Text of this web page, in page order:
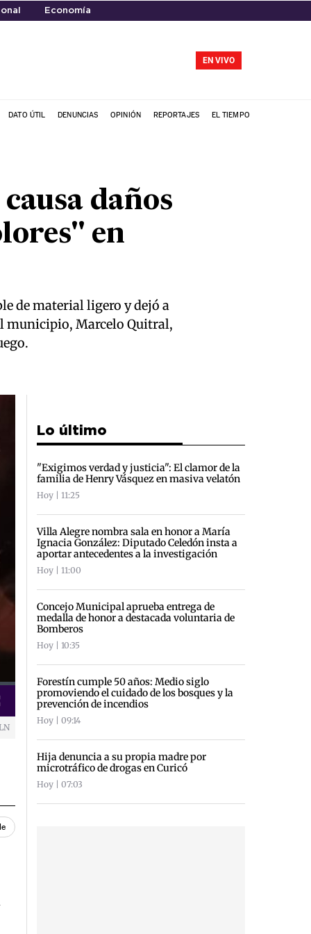
Economía
EN VIVO
DATO ÚTIL DENUNCIAS OPINIÓN REPORTAJES EL TIEMPO
daños
en
de material ligero y dejó a
municipio, Marcelo Quitral,
Lo último
"Exigimos verdad y justicia": El clamor de la
familia de Henry Vásquez en masiva velatón
Hoy | 11:25
Villa Alegre nombra sala en honor a María
Ignacia González: Diputado Celedón insta a
aportar antecedentes a la investigación
Hoy | 11:00
Concejo Municipal aprueba entrega de
medalla de honor a destacada voluntaria de
Bomberos
Hoy | 10:35
Forestín cumple 50 años: Medio siglo
promoviendo el cuidado de los bosques y la
prevención de incendios
Hoy | 09:14
Hija denuncia a su propia madre por
microtráfico de drogas en Curicó
Hoy | 07:03